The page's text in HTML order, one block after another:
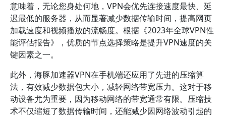
意味着，无论您身处何地，VPN会优先连接速度最快、延
迟最低的服务器，从而显著减少数据传输时间，提高网页
加载速度和视频播放的流畅度。根据《2023年全球VPN性
能评估报告》，优质的节点选择策略是提升VPN速度的关
键因素之一。
此外，海豚加速器VPN在手机端还应用了先进的压缩算
法，有效减少数据包大小，减轻网络带宽压力。这对于移
动设备尤为重要，因为移动网络的带宽通常有限。压缩技
术不仅缩短了数据传输时间，还能减少因网络波动引起的